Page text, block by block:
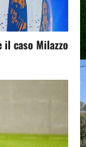
il caso Milazzo